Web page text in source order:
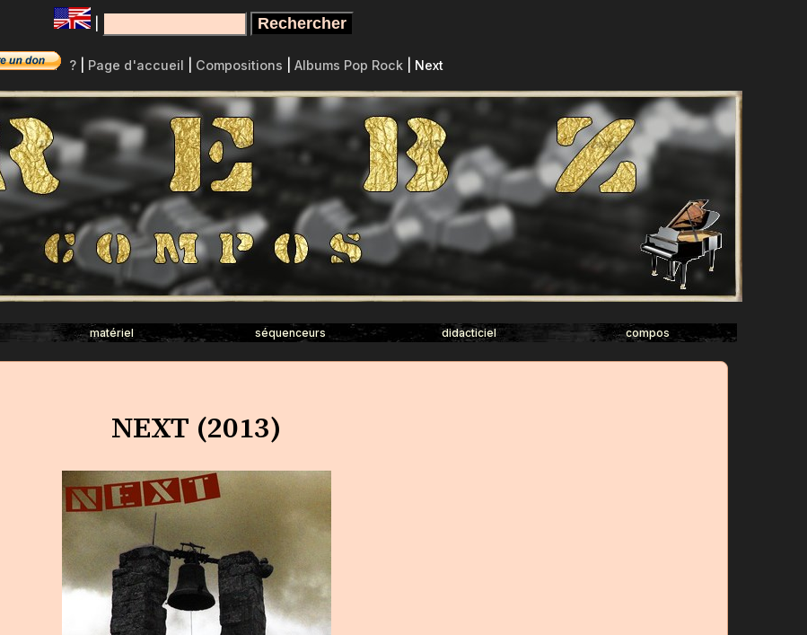
? Page d'accueil Compositions Albums Pop Rock | Next
matériel séquenceurs didacticiel
compos
NEXT (2013)